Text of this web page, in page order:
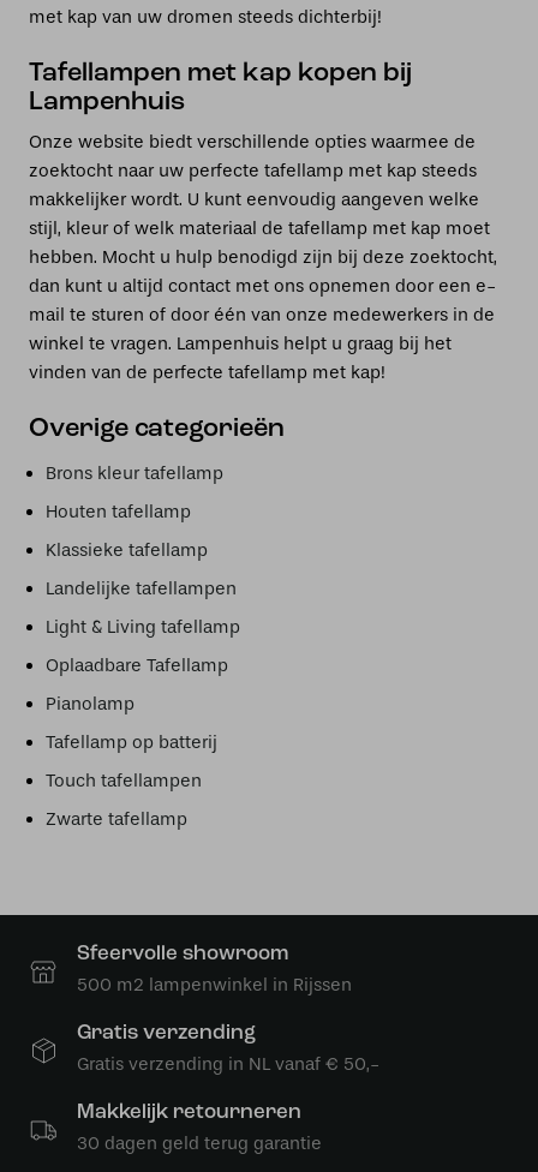
met kap van uw dromen steeds dichterbij!
Tafellampen met kap kopen bij
Lampenhuis
Onze website biedt verschillende opties waarmee de
zoektocht naar uw perfecte tafellamp met kap steeds
makkelijker wordt. U kunt eenvoudig aangeven welke
stijl, kleur of welk materiaal de tafellamp met kap moet
hebben. Mocht u hulp benodigd zijn bij deze zoektocht,
dan kunt u altijd contact met ons opnemen door een e-
mail te sturen of door één van onze medewerkers in de
winkel te vragen. Lampenhuis helpt u graag bij het
vinden van de perfecte tafellamp met kap!
Overige categorieën
Brons kleur tafellamp
Houten tafellamp
Klassieke tafellamp
Landelijke tafellampen
Light & Living tafellamp
Oplaadbare Tafellamp
Pianolamp
Tafellamp op batterij
Touch tafellampen
Zwarte tafellamp
Sfeervolle showroom
500 m2 lampenwinkel in Rijssen
Gratis verzending
Gratis verzending in NL vanaf € 50,-
Makkelijk retourneren
30 dagen geld terug garantie